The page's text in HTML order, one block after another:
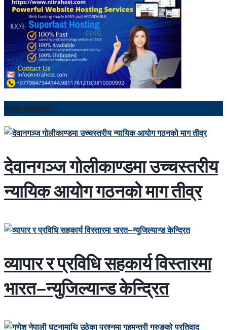
ताजा समाचार
देवानगञ्ज गोलीकाण्डमा उच्चस्तरीय
न्यायिक आयोग गठनको माग तीव्र
व्यापार र प्रविधि सहकार्य विस्तारमा
भारत–न्युजिल्यान्ड केन्द्रित